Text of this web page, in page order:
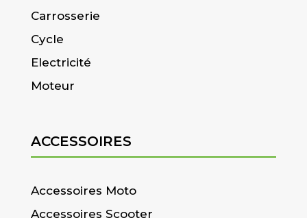
Carrosserie
Cycle
Electricité
Moteur
ACCESSOIRES
Accessoires Moto
Accessoires Scooter